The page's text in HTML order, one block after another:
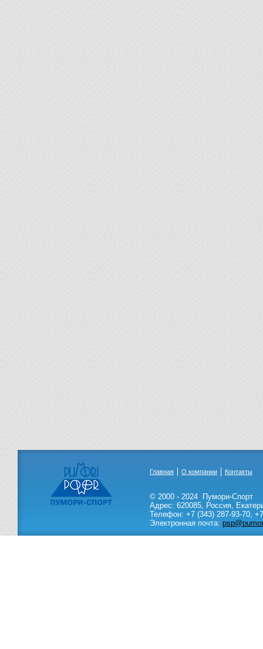
Главная О компании Контакты
© 2000 - 2024
Пумори-Спорт
Адрес: 620085, Россия,
Телефон: +7 (343) 287-93-70,
Электронная почта: